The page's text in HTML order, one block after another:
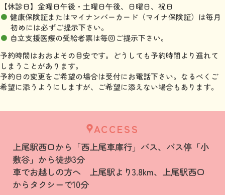
【休診日】金曜日午後・土曜日午後、日曜日、祝日
健康保険証またはマイナンバーカード（マイナ保険証）は毎月
初めには必ずご提示下さい。
自立支援医療の受給者票は毎回ご提示下さい。
予約時間はおおよその目安です。どうしても予約時間より遅れて
しまうことがあります。
予約日の変更をご希望の場合は受付にお電話下さい。なるべくご
希望に添うようにしますが、ご希望に添えない場合もあります。
ACCESS
上尾駅西口から「西上尾車庫行」バス、バス停「小
敷谷」から徒歩3分
車でお越しの方へ 上尾駅より3.8km、上尾駅西口
からタクシーで10分